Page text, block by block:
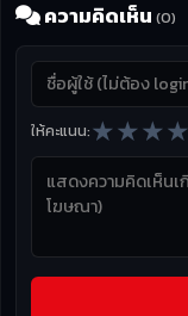
ความคิดเห็น (0)
ให้คะแนน:★★★★